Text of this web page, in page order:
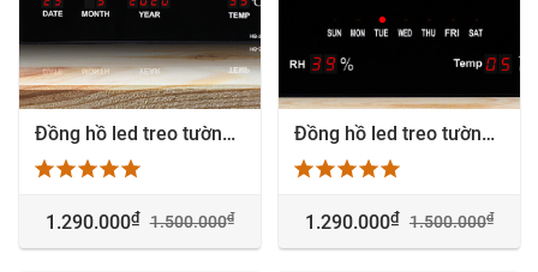
Đồng hồ led treo tường Giờ : Phút số lớn - HB3320-1
1.290.000₫ 1.500.000₫
Đồng hồ led treo tường Giờ : Phút số lớn - HB3320-2
1.290.000₫ 1.500.000₫